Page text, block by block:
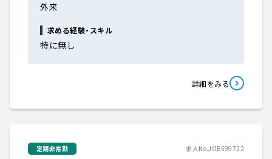
外来
求める経験・スキル
特に無し
詳細をみる
定期非常勤 求人No.JOB599722